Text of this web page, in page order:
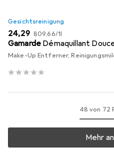
Gesichtsreinigung
EUR
24,29 EUR
809,66/1l
Gamarde Démaquillant
Make-Up Entferner,
48 von 72
Mehr